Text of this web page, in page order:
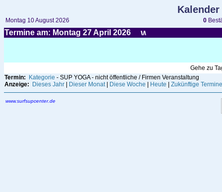
Montag 10 August 2026 0
Termine am: Montag 27April 2026
Gehe zu
Termin:
Kategorie - SUP YOGA - nicht öffentliche / Firmen Veranstaltung
Anzeige:
Dieses Jahr Dieser Monat| Diese Woche Heute Zukünftige Termine
www.surfsupcenter.de